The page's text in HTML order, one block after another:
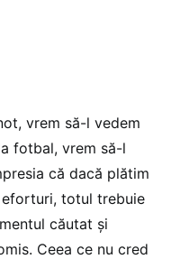
vrem să-l vedem
fotbal, vrem să-l
că dacă plătim
totul trebuie
căutat și
Ceea ce nu cred